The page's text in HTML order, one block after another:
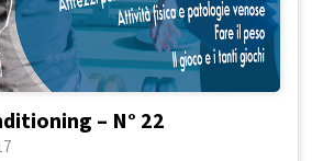
– N° 22